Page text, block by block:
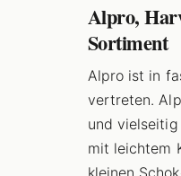
Alpro,
Sortiment
Alpro ist in
vertreten.
und
mit leichtem